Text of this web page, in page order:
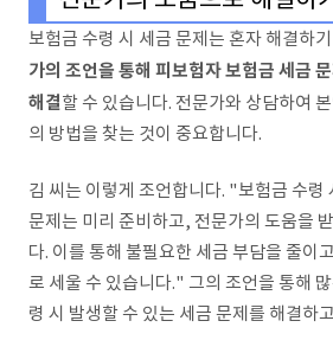
보험금 수령 시 세금 문제는 혼자 해결하
가의 조언을 통해 피보험자 보험금 세금
해결할 수 있습니다. 전문가와 상담하여
의 방법을 찾는 것이 중요합니다.
김 씨는 이렇게 조언합니다. "보험금 수령
문제는 미리 준비하고, 전문가의 도움을
다. 이를 통해 불필요한 세금 부담을 줄이
로 세울 수 있습니다." 그의 조언을 통해
령 시 발생할 수 있는 세금 문제를 해결하